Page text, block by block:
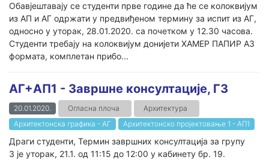
Обавјештавају се студенти прве године да ће се колоквијум
из АП и АГ одржати у предвиђеном термину за испит из АГ,
односно у уторак, 28.01.2020. са почетком у 12.30 часова.
Студенти требају на колоквијум донијети ХАМЕР ПАПИР А3
формата, комплетан прибо...
AГ+АП1 - Завршне консултације, Г3
20.01.2020. Огласна плоча
Архитектура
Архитектонска графика - АГ
Архитектонско пројектовање 1 - AП1
Драги студенти, Термин завршних консултација за групу
3 је уторак, 21.1. од 11:15 до 12:00 у кабинету бр. 19.